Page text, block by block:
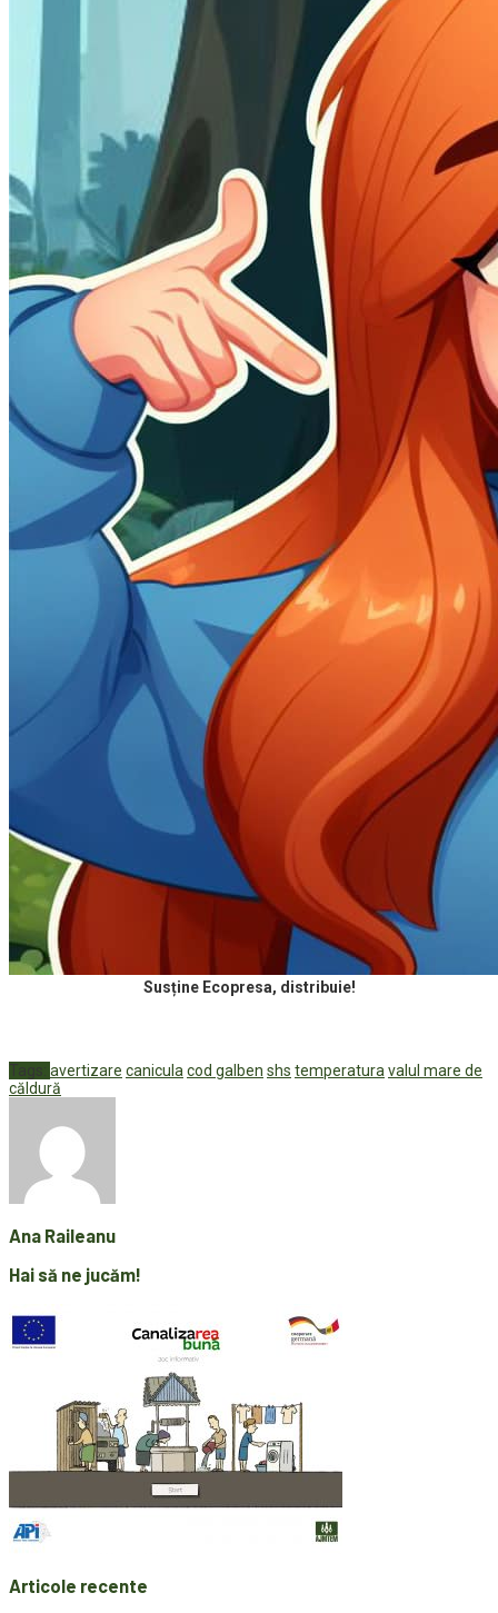
Susține Ecopresa, distribuie!
Tags: avertizare canicula cod galben shs temperatura valul mare de
căldură
Ana Raileanu
Hai să ne jucăm!
Articole recente